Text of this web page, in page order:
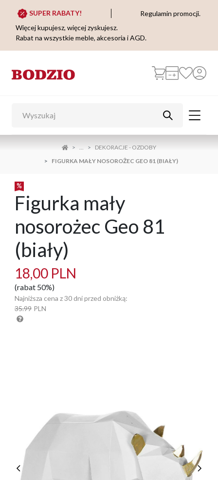
SUPER RABATY!
Regulamin promocji.
Więcej kupujesz, więcej zyskujesz.
Rabat na wszystkie meble, akcesoria i AGD.
...
DEKORACJE - OZDOBY
FIGURKA MAŁY NOSOROŻEC GEO 81 (BIAŁY)
Figurka mały
nosorożec Geo 81
(biały)
18,00 PLN
(rabat 50%)
Najniższa cena z 30 dni przed obniżką:
35.99 PLN